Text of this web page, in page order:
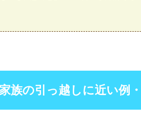
族の引っ越しに近い例